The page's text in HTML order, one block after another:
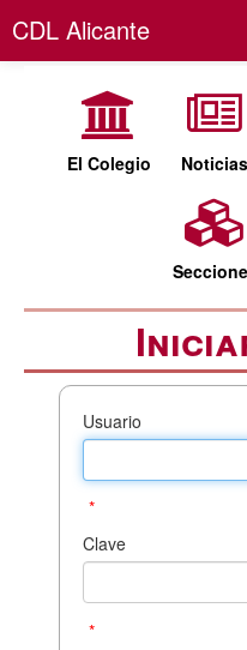
CDL Alicante
Formación
cdl@cdlalicante.org
El Colegio Noticias
Usuario
*
Clave
*